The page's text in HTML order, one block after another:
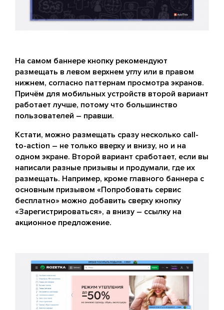
На самом баннере кнопку рекомендуют
размещать в левом верхнем углу или в правом
нижнем, согласно паттернам просмотра экранов.
Причём для мобильных устройств второй вариант
работает лучше, потому что большинство
пользователей – правши.
Кстати, можно размещать сразу несколько call-
to-action – не только вверху и внизу, но и на
одном экране. Второй вариант сработает, если вы
написали разные призывы и продумали, где их
размещать. Например, кроме главного баннера с
основным призывом «Попробовать сервис
бесплатно» можно добавить сверху кнопку
«Зарегистрироваться», а внизу – ссылку на
акционное предложение.